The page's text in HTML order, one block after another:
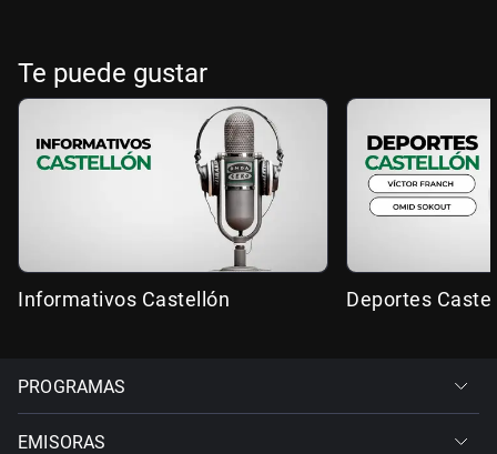
Te puede gustar
Informativos Castellón Deportes
PROGRAMAS
EMISORAS